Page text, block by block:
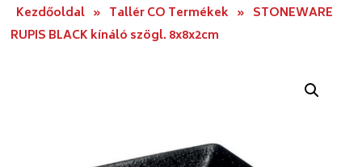
Kezdőoldal » Tallér CO Termékek » STONEWARE
RUPIS BLACK kínáló szögl. 8x8x2cm